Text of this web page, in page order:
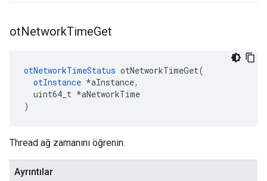
otNetworkTimeGet
otNetworkTimeStatus otNetworkTimeGet(
otInstance *aInstance,
uint64_t *aNetworkTime
)
Thread ağ zamanını öğrenin.
Ayrıntılar